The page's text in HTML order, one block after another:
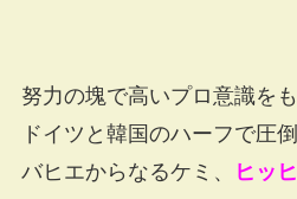
努力の塊で高いプロ意識を
ドイツと韓国のハーフで圧
バヒエからなるケミ、
ヒッ